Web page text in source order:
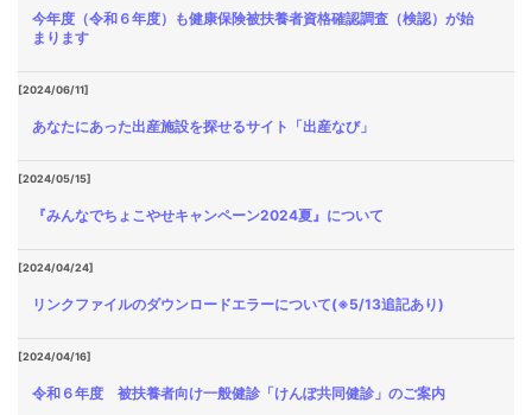
今年度（令和６年度）も健康保険被扶養者資格確認調査（検認）が始
まります
[2024/06/11]
あなたにあった出産施設を探せるサイト「出産なび」
[2024/05/15]
『みんなでちょこやせキャンペーン2024夏』について
[2024/04/24]
リンクファイルのダウンロードエラーについて(※5/13追記あり)
[2024/04/16]
令和６年度 被扶養者向け一般健診「けんぽ共同健診」のご案内